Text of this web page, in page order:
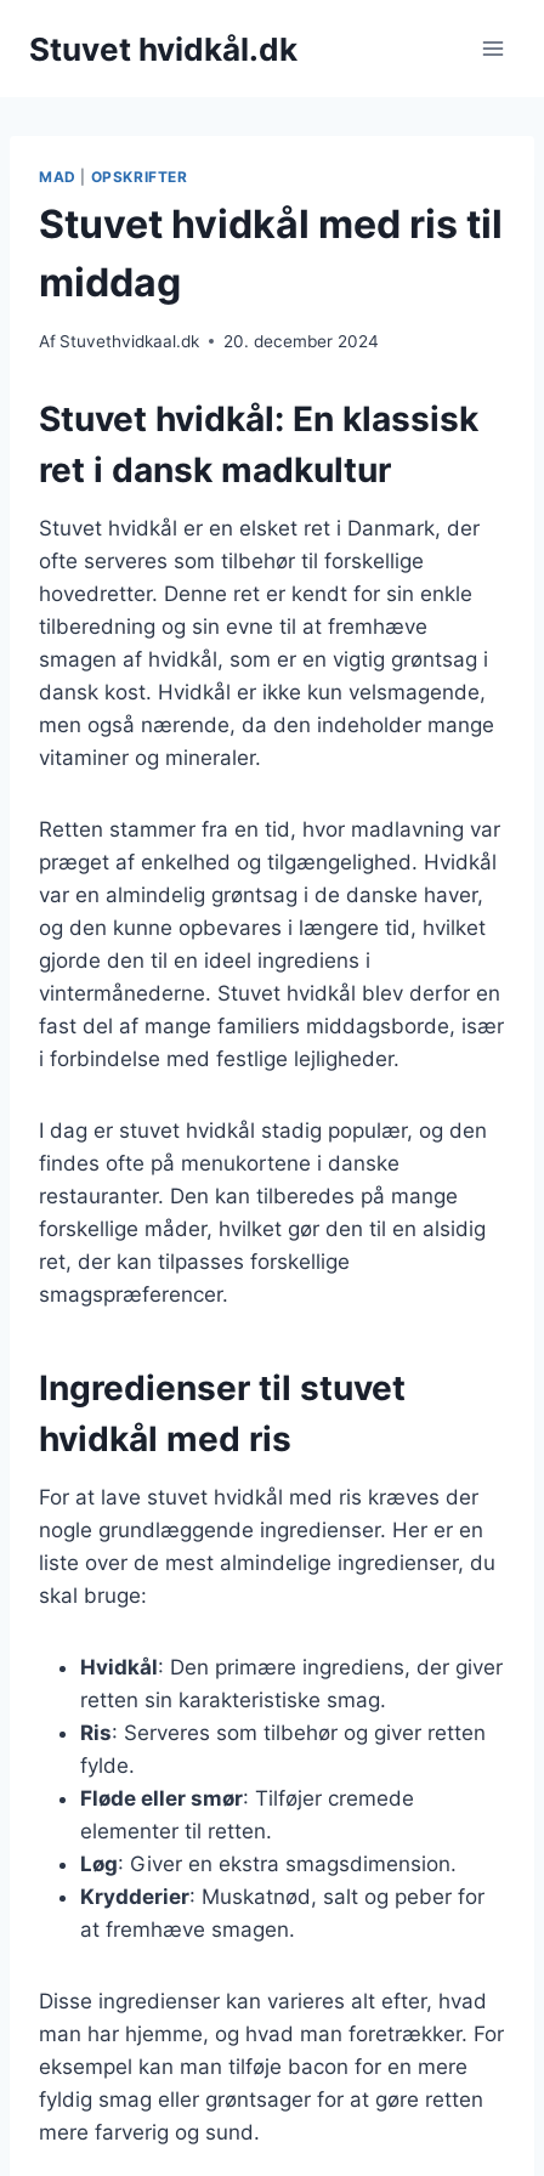
Stuvet hvidkål.dk
MAD OPSKRIFTER
Stuvet hvidkål med ris til
middag
Af Stuvethvidkaal.dk 20. december 2024
Stuvet hvidkål: En klassisk
ret i dansk madkultur
Stuvet hvidkål er en elsket ret i Danmark, der
ofte serveres som tilbehør til forskellige
hovedretter. Denne ret er kendt for sin enkle
tilberedning og sin evne til at fremhæve
smagen af hvidkål, som er en vigtig grøntsag i
dansk kost. Hvidkål er ikke kun velsmagende,
men også nærende, da den indeholder mange
vitaminer og mineraler.
Retten stammer fra en tid, hvor madlavning var
præget af enkelhed og tilgængelighed. Hvidkål
var en almindelig grøntsag i de danske haver,
og den kunne opbevares i længere tid, hvilket
gjorde den til en ideel ingrediens i
vintermånederne. Stuvet hvidkål blev derfor en
fast del af mange familiers middagsborde, især
i forbindelse med festlige lejligheder.
I dag er stuvet hvidkål stadig populær, og den
findes ofte på menukortene i danske
restauranter. Den kan tilberedes på mange
forskellige måder, hvilket gør den til en alsidig
ret, der kan tilpasses forskellige
smagspræferencer.
Ingredienser til stuvet
hvidkål med ris
For at lave stuvet hvidkål med ris kræves der
nogle grundlæggende ingredienser. Her er en
liste over de mest almindelige ingredienser, du
skal bruge:
Hvidkål: Den primære ingrediens, der giver
retten sin karakteristiske smag.
Ris: Serveres som tilbehør og giver retten
fylde.
Fløde eller smør: Tilføjer cremede
elementer til retten.
Løg: Giver en ekstra smagsdimension.
Krydderier: Muskatnød, salt og peber for
at fremhæve smagen.
Disse ingredienser kan varieres alt efter, hvad
man har hjemme, og hvad man foretrækker. For
eksempel kan man tilføje bacon for en mere
fyldig smag eller grøntsager for at gøre retten
mere farverig og sund.